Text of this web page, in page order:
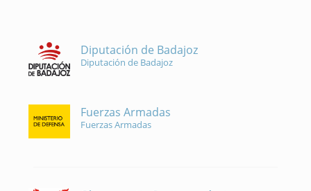
Diputación de Badajoz
Diputación de Badajoz
Fuerzas Armadas
Fuerzas Armadas